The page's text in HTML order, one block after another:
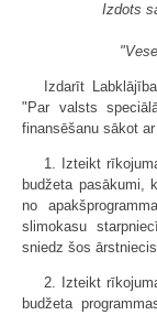
Izdots
Izdarīt
"Par valsts
finansēšanu sākot
1. Izteikt
budžeta pasākumi,
no
slimokasu
sniedz šos
2. Izteikt
budžeta